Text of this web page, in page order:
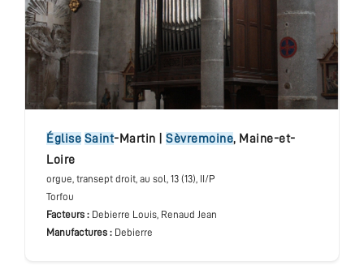
église Saint-Martin Sèvremoine, Maine-et-
Loire
orgue, transept droit, au sol , 13 (13), II/P
Torfou
Facteurs : Debierre Louis, Renaud Jean
Manufactures : Debierre